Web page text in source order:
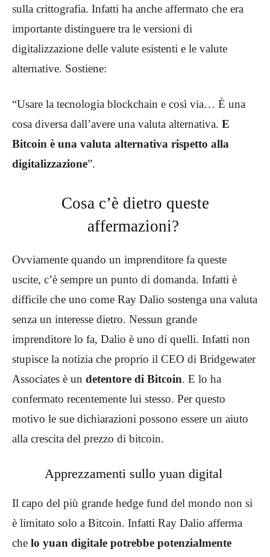
sulla crittografia. Infatti ha anche affermato che era
importante distinguere tra le versioni di
digitalizzazione delle valute esistenti e le valute
alternative. Sostiene:
“Usare la tecnologia blockchain e così via… È una
cosa diversa dall’avere una valuta alternativa. E
Bitcoin è una valuta alternativa rispetto alla
digitalizzazione”.
Cosa c’è dietro queste
affermazioni?
Ovviamente quando un imprenditore fa queste
uscite, c’è sempre un punto di domanda. Infatti è
difficile che uno come Ray Dalio sostenga una valuta
senza un interesse dietro. Nessun grande
imprenditore lo fa, Dalio è uno di quelli. Infatti non
stupisce la notizia che proprio il CEO di Bridgewater
Associates è un detentore di Bitcoin. E lo ha
confermato recentemente lui stesso. Per questo
motivo le sue dichiarazioni possono essere un aiuto
alla crescita del prezzo di bitcoin.
Apprezzamenti sullo yuan digital
Il capo del più grande hedge fund del mondo non si
è limitato solo a Bitcoin. Infatti Ray Dalio afferma
che lo yuan digitale potrebbe potenzialmente